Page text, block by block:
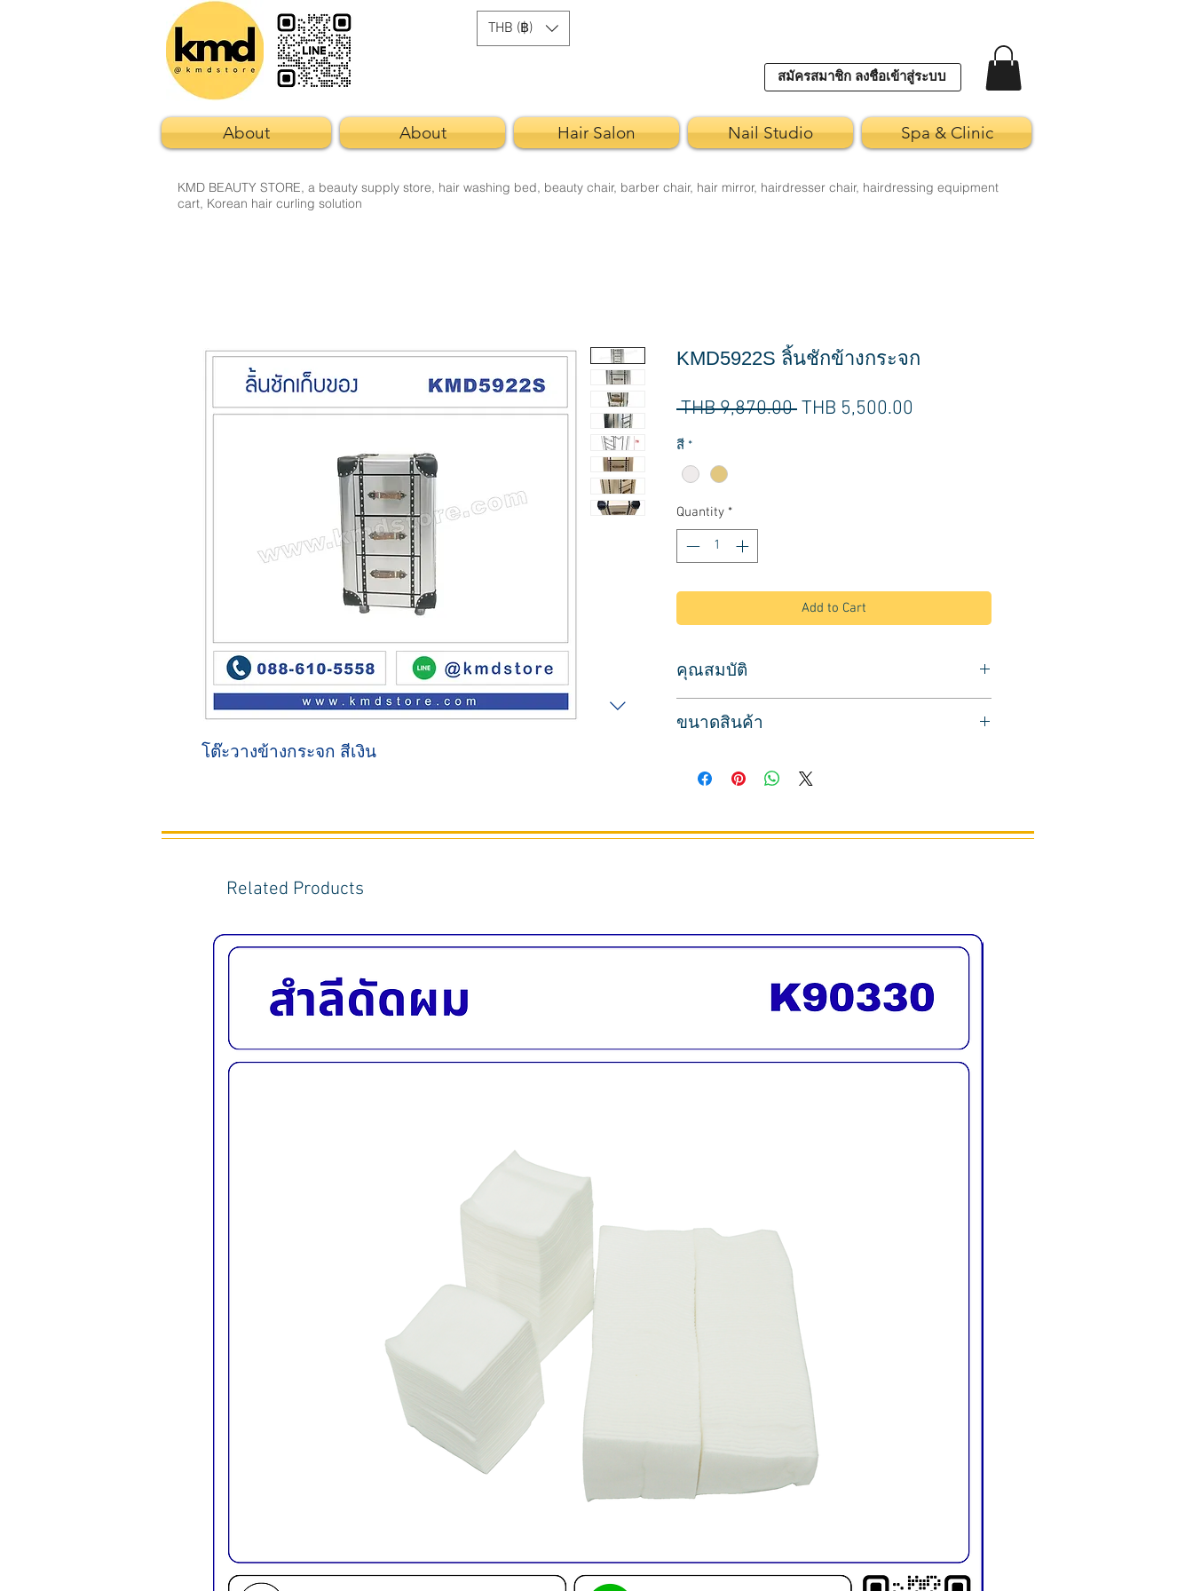
THB (฿)
สมัครสมาชิก ลงชื่อเข้าสู่ระบบ
About About Hair Salon Nail Studio Spa & Clinic
KMD BEAUTY STORE, a beauty supply store, hair washing bed, beauty chair, barber chair, hair mirror, hairdresser chair, hairdressing equipment
cart, Korean hair curling solution
โต๊ะวางข้างกระจก สีเงิน
KMD5922S ลิ้นชักข้างกระจก
THB 9,870.00 Regular
THB 5,500.00
สี *
Quantity *
Add to Cart
คุณสมบัติ
ใช้วางของบนลิ้นชัก เช่นกระเป๋าลูกค้า แก้วน้ำ
มีลิ้นชัก 3 ชั้น สำหรับใส่ของ
ขนาดสินค้า
กว้าง 44 ซม.
ภาพโฆษณาถ่ายจากสินค้าจริง
Related Products